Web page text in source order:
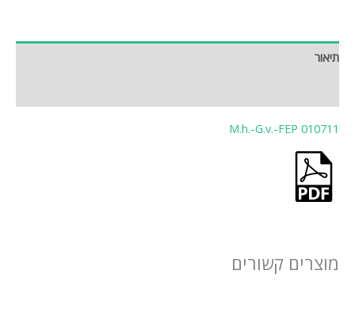
תיאור
M.h.-G.v.-FEP 010711
מוצרים קשורים